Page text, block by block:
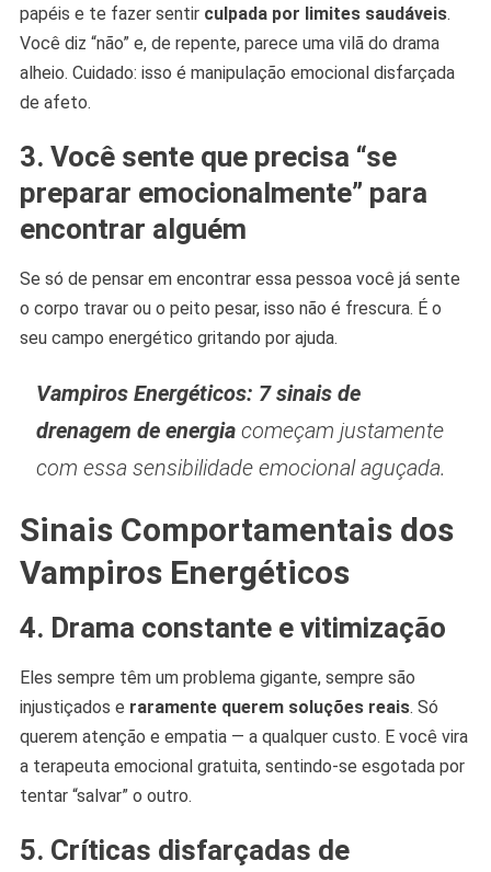
papéis e te fazer sentir culpada por limites saudáveis.
Você diz “não” e, de repente, parece uma vilã do drama
alheio. Cuidado: isso é manipulação emocional disfarçada
de afeto.
3. Você sente que precisa “se
preparar emocionalmente” para
encontrar alguém
Se só de pensar em encontrar essa pessoa você já sente
o corpo travar ou o peito pesar, isso não é frescura. É o
seu campo energético gritando por ajuda.
Vampiros Energéticos: 7 sinais de
drenagem de energiacomeçam justamente
com essa sensibilidade emocional aguçada.
Sinais Comportamentais dos
Vampiros Energéticos
4. Drama constante e vitimização
Eles sempre têm um problema gigante, sempre são
injustiçados e raramente querem soluções reais. Só
querem atenção e empatia — a qualquer custo. E você vira
a terapeuta emocional gratuita, sentindo-se esgotada por
tentar “salvar” o outro.
5. Críticas disfarçadas de